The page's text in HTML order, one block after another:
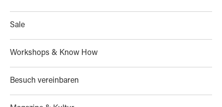
Sale
Workshops & Know How
Besuch vereinbaren